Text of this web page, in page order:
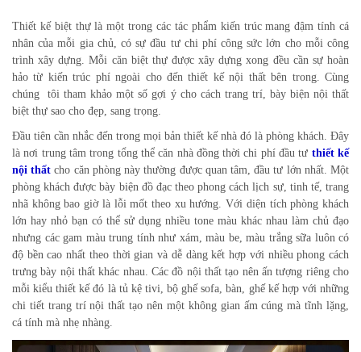
Thiết kế biệt thự là một trong các tác phẩm kiến trúc mang đậm tính cá
nhân của mỗi gia chủ, có sự đầu tư chi phí công sức lớn cho mỗi công
trình xây dựng. Mỗi căn biệt thự được xây dựng xong đều cần sự hoàn
hảo từ kiến trúc phí ngoài cho đến thiết kế nội thất bên trong. Cùng
chúng tôi tham khảo một số gợi ý cho cách trang trí, bày biện nội thất
biệt thự sao cho đẹp, sang trọng.
Đầu tiên cần nhắc đến trong mọi bản thiết kế nhà đó là phòng khách. Đây
là nơi trung tâm trong tổng thể căn nhà đồng thời chi phí đầu tư thiết kế
nội thất cho căn phòng này thường được quan tâm, đầu tư lớn nhất. Một
phòng khách được bày biện đồ đạc theo phong cách lịch sự, tinh tế, trang
nhã không bao giờ là lỗi mốt theo xu hướng. Với diện tích phòng khách
lớn hay nhỏ bạn có thể sử dụng nhiều tone màu khác nhau làm chủ đạo
nhưng các gam màu trung tính như xám, màu be, màu trắng sữa luôn có
độ bền cao nhất theo thời gian và dễ dàng kết hợp với nhiều phong cách
trưng bày nội thất khác nhau. Các đồ nội thất tạo nên ấn tượng riêng cho
mỗi kiểu thiết kế đó là tủ kệ tivi, bộ ghế sofa, bàn, ghế kế hợp với những
chi tiết trang trí nội thất tạo nên một không gian ấm cúng mà tĩnh lặng,
cá tính mà nhẹ nhàng.